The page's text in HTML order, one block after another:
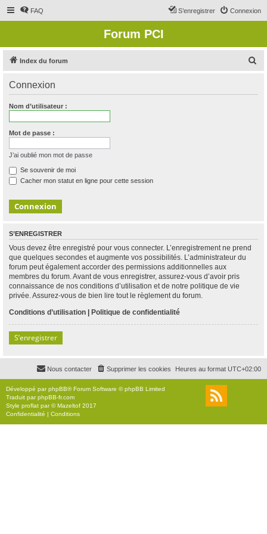
FAQ Connexion
S’enregistrer
Forum PCI
Index du forum
Connexion
Nom d’utilisateur :
Mot de passe :
J’ai oublié mon mot de passe
Se souvenir de moi
Cacher mon statut en ligne pour cette session
S’ENREGISTRER
Vous devez être enregistré pour vous connecter. L’enregistrement ne prend
que quelques secondes et augmente vos possibilités. L’administrateur du
forum peut également accorder des permissions additionnelles aux
membres du forum. Avant de vous enregistrer, assurez-vous d’avoir pris
connaissance de nos conditions d’utilisation et de notre politique de vie
privée. Assurez-vous de bien lire tout le règlement du forum.
Conditions d’utilisation | Politique de confidentialité
S’enregistrer
Heures au format UTC+02:00
Supprimer les cookies
Nous contacter
Développé parphpBB® Forum Software © phpBB Limited
Traduit parphpBB-fr.com
Style proflat par ©Mazeltof 2017
Confidentialité | Conditions